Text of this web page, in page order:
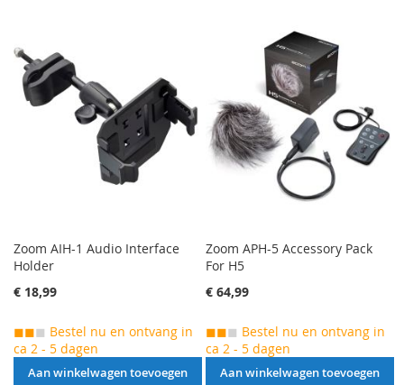
TE
VERGELIJKEN
TOEVOEGEN
OM
TE
VERGELIJKEN
Zoom AIH-1 Audio Interface
Holder
€ 18,99
◼◼◼ Bestel nu en ontvang in
ca 2 - 5 dagen
Aan winkelwagen toevoegen
Zoom APH-5 Accessory Pack
For H5
€ 64,99
◼◼◼ Bestel nu en ontvang in
ca 2 - 5 dagen
Aan winkelwagen toevoegen